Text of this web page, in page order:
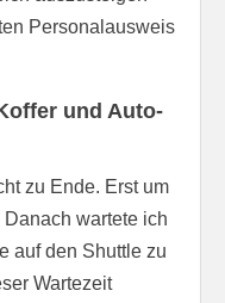
Personalausweis
und Auto-
zu Ende. Erst um
wartete ich
auf den Shuttle zu
Wartezeit